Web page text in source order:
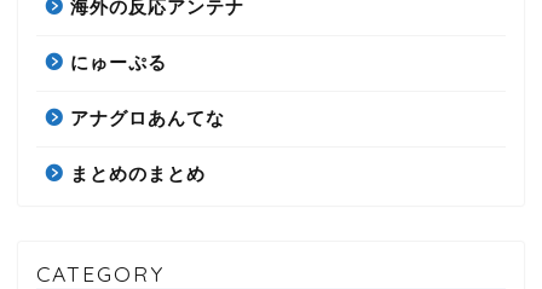
海外の反応アンテナ
にゅーぷる
アナグロあんてな
まとめのまとめ
CATEGORY